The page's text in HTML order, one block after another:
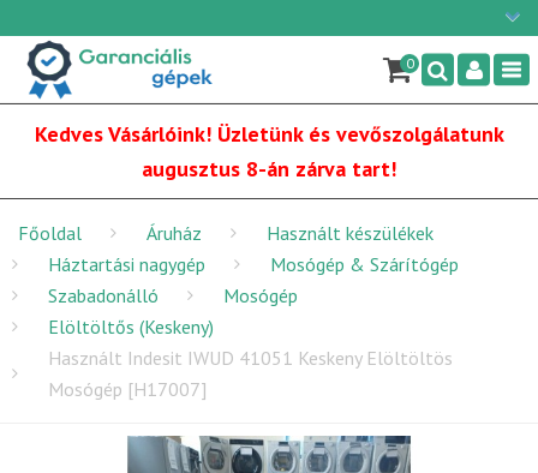
×
0
Kedves Vásárlóink! Üzletünk és vevőszolgálatunk
augusztus 8-án zárva tart!
Főoldal Áruház
Használt készülékek
Háztartási nagygép
Mosógép & Szárítógép
Szabadonálló
Mosógép
Elöltöltős (Keskeny)
Használt Indesit IWUD 41051 Keskeny Elöltöltös
Mosógép [H17007]